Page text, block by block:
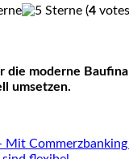
(4
moderne
umsetzen.
Mit